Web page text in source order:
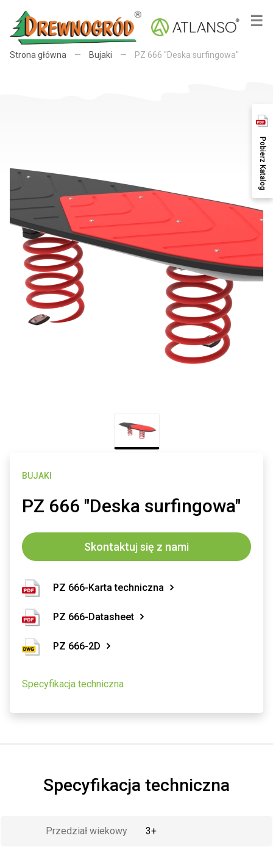
☰
×
Pobierz Katalog
Strona główna — Bujaki — PZ 666 "Deska surfingowa"
BUJAKI
PZ 666 "Deska surfingowa"
Skontaktuj się z nami
PZ 666-Karta techniczna
PZ 666-Datasheet
PZ 666-2D
Specyfikacja techniczna
Specyfikacja techniczna
Przedział wiekowy 3+